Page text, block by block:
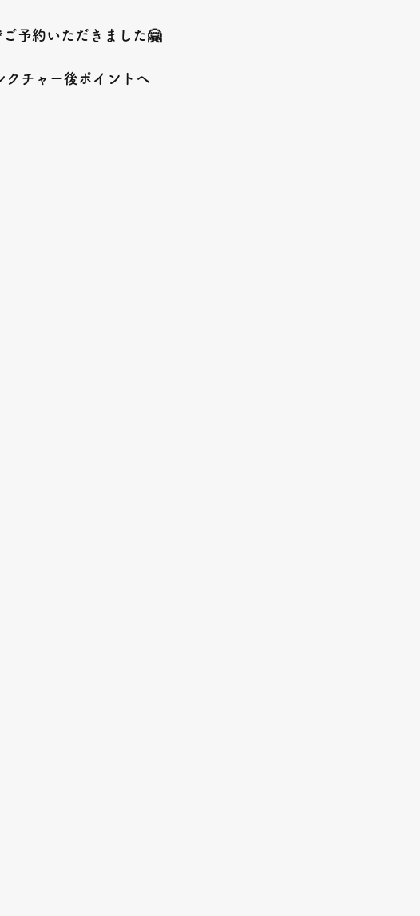
予約いただきました🤗
クチャー後ポイントへ